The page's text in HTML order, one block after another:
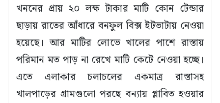
খননের প্রায় ২০ লক্ষ টাকার মাটি কোন টেন্ডার
ছাড়ায় রাতের আঁধারে বনফুল বিক্স ইটভাটায় নেওয়া
হয়েছে। আর মাটির লোভে খালের পাশে রাস্তায়
পরিমান মত পাড় না রেখে মাটি কেটে নেওয়া হচ্ছে।
এতে এলাকার চলাচলের একমাত্র রাস্তাসহ
খালপাড়ের গ্রামগুলো পরছে বন্যায় প্লাবিত হওয়ার